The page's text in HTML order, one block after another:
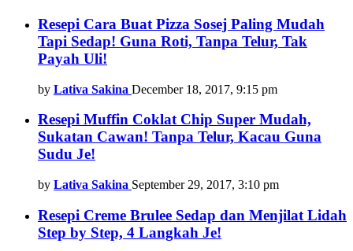
Resepi Cara Buat Pizza Sosej Paling Mudah
Tapi Sedap! Guna Roti, Tanpa Telur, Tak
Payah Uli!
by Lativa Sakina December 18, 2017, 9:15 pm
Resepi Muffin Coklat Chip Super Mudah,
Sukatan Cawan! Tanpa Telur, Kacau Guna
Sudu Je!
by Lativa Sakina September 29, 2017, 3:10 pm
Resepi Creme Brulee Sedap dan Menjilat Lidah
Step by Step, 4 Langkah Je!